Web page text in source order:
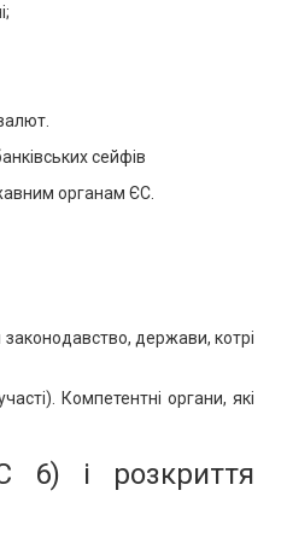
сейфів
органам ЄС.
держави, котрі
Компетентні органи, які
6) і розкриття